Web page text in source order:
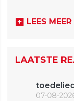
LEES MEER
LAATSTE
07-08-